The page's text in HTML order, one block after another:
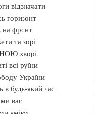
відзначати
горизонт
на фронт
та зорі
хворі
всі руїни
України
будь-який час
вас
вмієм